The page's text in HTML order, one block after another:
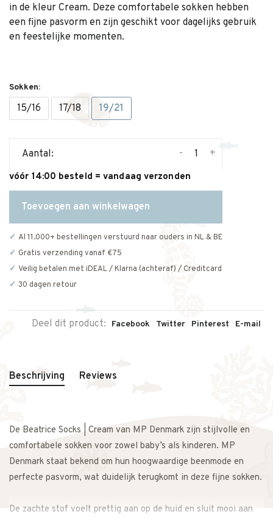
in de kleur Cream. Deze comfortabele sokken hebben
een fijne pasvorm en zijn geschikt voor dagelijks gebruik
en feestelijke momenten.
Sokken:
15/16 17/18 19/21
Aantal: +
-
vóór 14:00 besteld = vandaag verzonden
Toevoegen aan winkelwagen
Al 11.000+ bestellingen verstuurd naar ouders in NL & BE
Gratis verzending vanaf €75
Veilig betalen met iDEAL / Klarna (achteraf) / Creditcard
30 dagen retour
Deel dit product: Facebook Twitter Pinterest E-mail
Beschrijving Reviews
De Beatrice Socks | Cream van MP Denmark zijn stijlvolle en
comfortabele sokken voor zowel baby’s als kinderen. MP
Denmark staat bekend om hun hoogwaardige beenmode en
perfecte pasvorm, wat duidelijk terugkomt in deze fijne sokken.
De zachte stof voelt prettig aan op de huid en sluit mooi aan